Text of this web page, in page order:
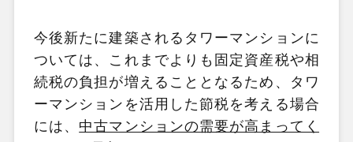
今後新たに建築されるタワーマンションに
ついては、これまでよりも固定資産税や相
続税の負担が増えることとなるため、タワ
ーマンションを活用した節税を考える場合
には、 中古マンションの需要が高まってく